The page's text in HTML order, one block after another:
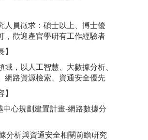
人員徵求：碩士以上、博士優
，歡迎產官學研有工作經驗者
】
域，以人工智慧、大數據分析、
網路資源檢索、資通安全優先
】
中心規劃建置計畫-網路數據分
分析與資通安全相關前瞻研究